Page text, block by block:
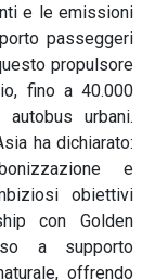
e le emissioni
passeggeri
propulsore
fino a 40.000
urbani.
ha dichiarato:
e
obiettivi
con Golden
a supporto
offrendo